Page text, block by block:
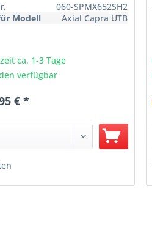
060-SPMX652SH2
Modell
Axial Capra UTB
ca. 1-3 Tage
verfügbar
€ *